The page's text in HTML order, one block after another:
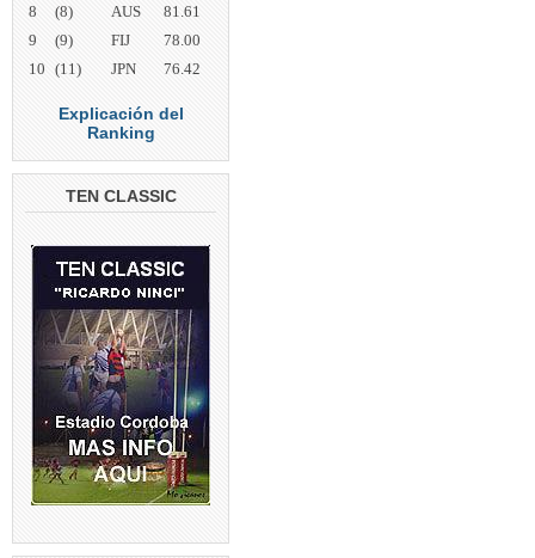
8
(8) AUS
81.61
9
(9) FIJ
78.00
10 (11) JPN 76.42
Explicación del
Ranking
TEN CLASSIC